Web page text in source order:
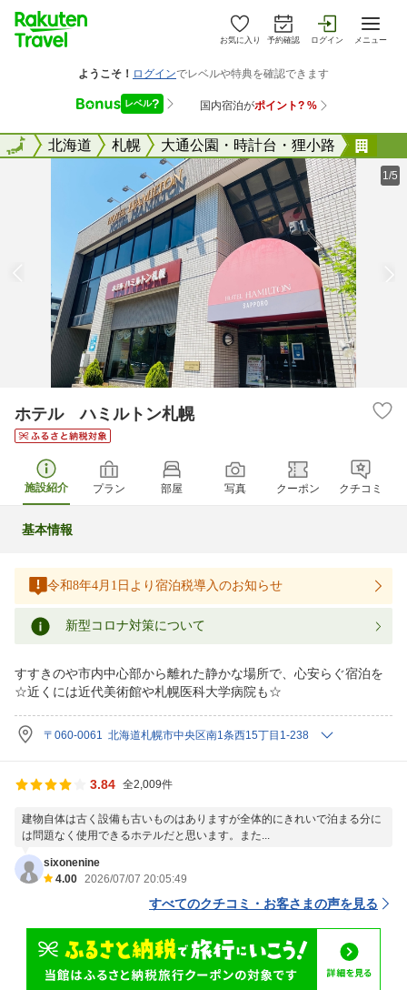
お気に入り 予約確認 ログイン メニュー
全国北海道 札幌 大通公園・時計台・狸小路
全国
1/5
ホテル ハミルトン札幌
施設紹介 プラン 部屋 写真 クーポン クチコミ
基本情報
令和8年4月1日より宿泊税導入のお知らせ
新型コロナ対策について
すすきのや市内中心部から離れた静かな場所で、心安らぐ宿泊を
☆近くには近代美術館や札幌医科大学病院も☆
〒060-0061 北海道札幌市中央区南1条西15丁目1-238
3.84 全2,009件
建物自体は古く設備も古いものはありますが全体的にきれいで泊まる分に
は問題なく使用できるホテルだと思います。また...
sixonenine
4.00 2026/07/07 20:05:49
すべてのクチコミ・お客さまの声を見る